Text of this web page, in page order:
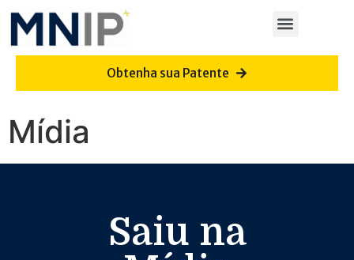
Obtenha sua Patente
Mídia
Saiu na